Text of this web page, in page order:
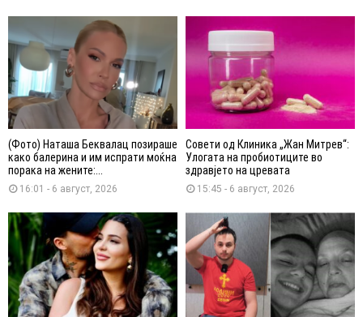
(Фото) Наташа Беквалац позираше
како балерина и им испрати моќна
порака на жените:...
16:01 - 6 август, 2026
Совети од Клиника „Жан Митрев“:
Улогата на пробиотиците во
здравјето на цревата
15:45 - 6 август, 2026